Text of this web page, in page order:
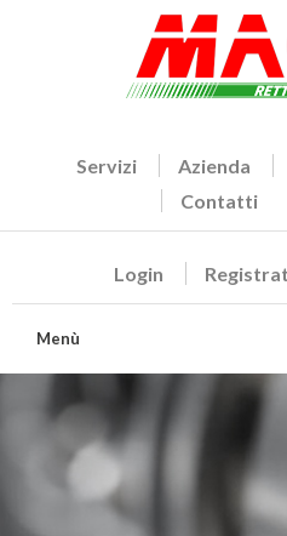
Servizi Azienda
Contatti
Login
Menù